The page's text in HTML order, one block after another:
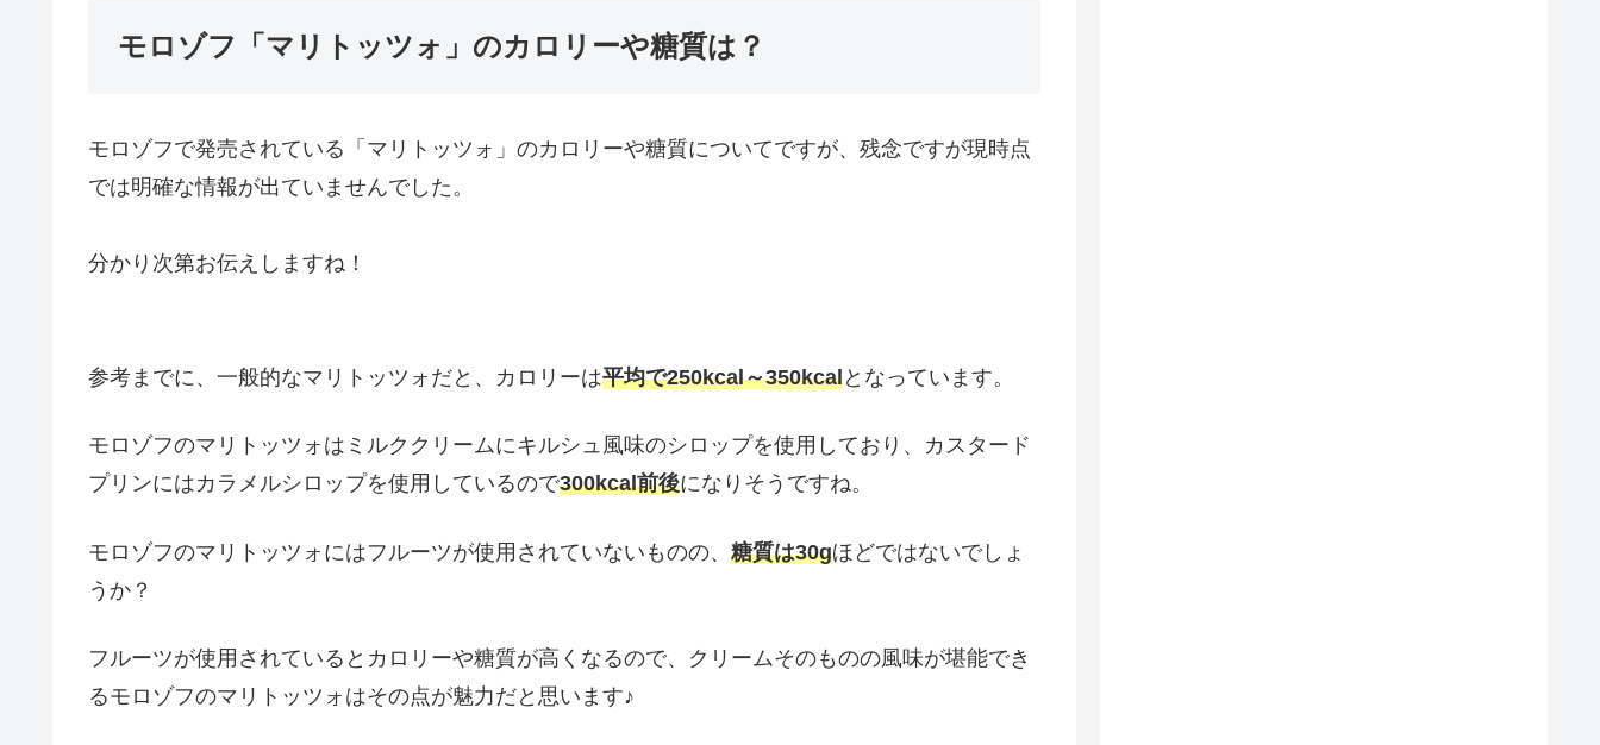
モロゾフ「マリトッツォ」のカロリーや糖質は？
モロゾフで発売されている「マリトッツォ」のカロリーや糖質についてですが、残念ですが現時点
では明確な情報が出ていませんでした。
分かり次第お伝えしますね！
参考までに、一般的なマリトッツォだと、カロリーは平均で250kcal～350kcalとなっています。
モロゾフのマリトッツォはミルククリームにキルシュ風味のシロップを使用しており、カスタード
プリンにはカラメルシロップを使用しているので300kcal前後になりそうですね。
モロゾフのマリトッツォにはフルーツが使用されていないものの、 糖質は30gほどではないでしょ
うか？
フルーツが使用されているとカロリーや糖質が高くなるので、クリームそのものの風味が堪能でき
るモロゾフのマリトッツォはその点が魅力だと思います♪